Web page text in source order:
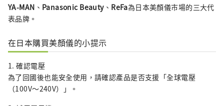
YA-MAN 、 Panasonic Beauty、 ReFa為日本美顏儀市場的三大代
表品牌。
在日本購買美顏儀的小提示
1. 確認電壓
為了回國後也能安全使用，請確認產品是否支援「全球電壓
（100V～240V）」。